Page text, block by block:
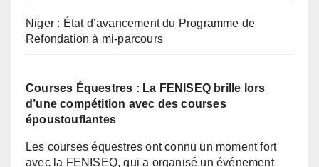
Niger : État d’avancement du Programme de
Refondation à mi-parcours
Courses Équestres : La FENISEQ brille lors
d’une compétition avec des courses
époustouflantes
Les courses équestres ont connu un moment fort
avec la FENISEQ, qui a organisé un événement